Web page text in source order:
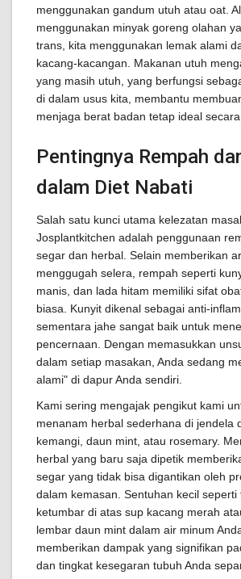
menggunakan gandum utuh atau oat.
menggunakan minyak goreng olahan
trans, kita menggunakan lemak alami
kacang-kacangan. Makanan utuh
yang masih utuh, yang berfungsi
di dalam usus kita, membantu
menjaga berat badan tetap ideal
Pentingnya Rempah
dalam Diet Nabati
Salah satu kunci utama kelezatan
Josplantkitchen adalah penggunaan
segar dan herbal. Selain memberikan
menggugah selera, rempah seperti
manis, dan lada hitam memiliki sifat
biasa. Kunyit dikenal sebagai anti-
sementara jahe sangat baik untuk
pencernaan. Dengan memasukkan
dalam setiap masakan, Anda sedang
alami" di dapur Anda sendiri.
Kami sering mengajak pengikut kami
menanam herbal sederhana di jendela
kemangi, daun mint, atau rosemary.
herbal yang baru saja dipetik
segar yang tidak bisa digantikan oleh
dalam kemasan. Sentuhan kecil seperti
ketumbar di atas sup kacang merah
lembar daun mint dalam air minum
memberikan dampak yang signifikan
dan tingkat kesegaran tubuh Anda